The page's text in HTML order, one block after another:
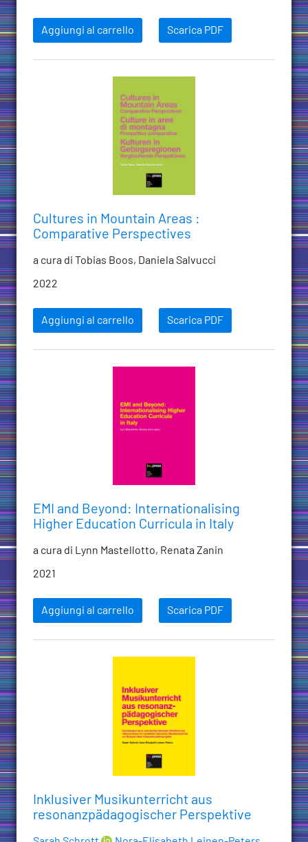
Aggiungi al carrello Scarica PDF
Cultures in Mountain Areas :
Comparative Perspectives
a cura di Tobias Boos, Daniela Salvucci
2022
Aggiungi al carrello Scarica PDF
EMI and Beyond: Internationalising
Higher Education Curricula in Italy
a cura di Lynn Mastellotto, Renata Zanin
2021
Aggiungi al carrello Scarica PDF
Inklusiver Musikunterricht aus
resonanzpädagogischer Perspektive